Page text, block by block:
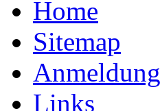
Home
Sitemap
Anmeldung
Links